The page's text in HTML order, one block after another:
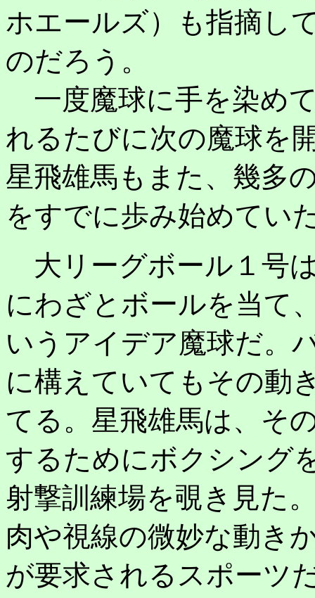
ホエールズ）も指摘し
のだろう。
一度魔球に手を染め
れるたびに次の魔球を
星飛雄馬もまた、幾多
をすでに歩み始めてい
大リーグボール１号
にわざとボールを当て
いうアイデア魔球だ。
に構えていてもその動
てる。星飛雄馬は、そ
するためにボクシング
射撃訓練場を覗き見た
肉や視線の微妙な動き
が要求されるスポーツ